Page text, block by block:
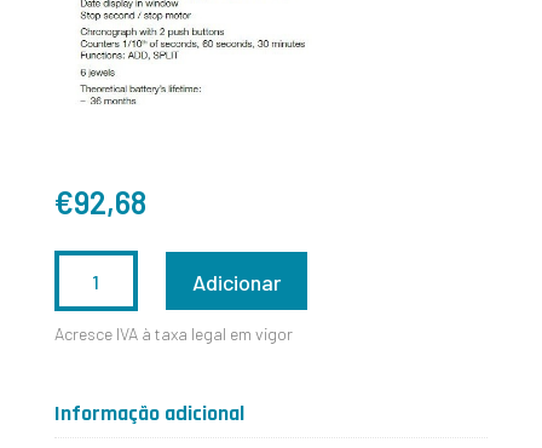
€92,68
DE
G15212-
Adicionar
Acresce IVA à taxa legal em vigor
Informação adicional